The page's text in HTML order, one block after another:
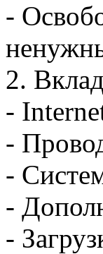
-
2.
-
-
-
-
-